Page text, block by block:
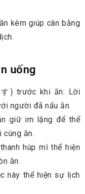
kèm giúp cân bằng
uống
) trước khi ăn: Lời
người đã nấu ăn.
giữ im lặng để thể
ăn.
húp mì thể hiện
ăn.
này thể hiện sự lịch